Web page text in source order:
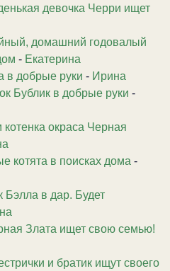
девочка Черри ищет
домашний годовалый
- Екатерина
в добрые руки - Ирина
Бублик в добрые руки -
котенка окраса Черная
котята в поисках дома -
Бэлла в дар. Будет
Злата ищет свою семью!
и братик ищут своего